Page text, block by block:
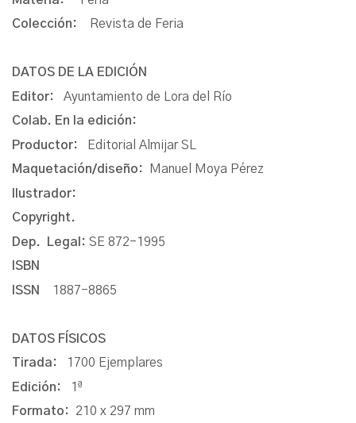
Colección:
Revista de Feria
DATOS DE LA EDICIÓN
Editor: Ayuntamiento de Lora del Río
Colab. En la edición:
Productor:
Editorial Almijar SL
Maquetación/diseño:
Manuel Moya Pérez
Ilustrador:
Copyright.
Dep. Legal: SE 872-1995
ISBN
ISSN
1887-8865
DATOS FÍSICOS
Tirada:
1700 Ejemplares
Edición:
1ª
Formato: 210 x 297 mm